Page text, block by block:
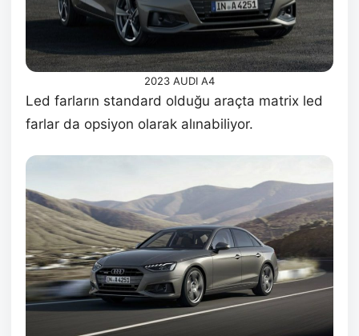
2023 AUDI A4
Led farların standard olduğu araçta matrix led
farlar da opsiyon olarak alınabiliyor.